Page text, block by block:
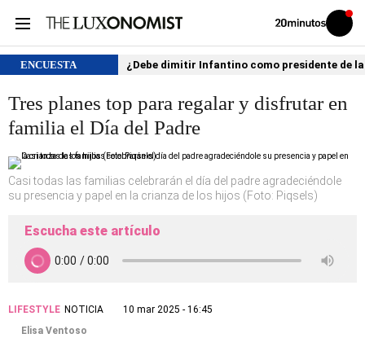
Volver
Iniciar
sesión
ENCUESTA ¿Debe dimitir Infantino como presidente de
Tres planes top para regalar y disfrutar en
familia el Día del Padre
Casi todas las familias celebrarán el día del padre agradeciéndole
su presencia y papel en la crianza de los hijos (Foto: Piqsels)
Escucha este artículo
LIFESTYLE NOTICIA
10 mar 2025 - 16:45
Elisa Ventoso